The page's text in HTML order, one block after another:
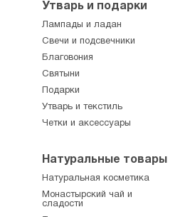
Утварь и подарки
Лампады и ладан
Свечи и подсвечники
Благовония
Святыни
Подарки
Утварь и текстиль
Четки и аксессуары
Натуральные товары
Натуральная косметика
Монастырский чай и
сладости